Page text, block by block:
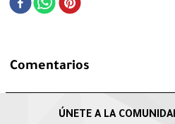
Comentarios